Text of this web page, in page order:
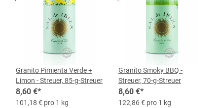
Granito Pimienta Verde +
Limon - Streuer, 85-g-Streuer
8,60 €*
101,18 € pro 1 kg
Granito Smoky BBQ -
Streuer, 70-g-Streuer
8,60 €*
122,86 € pro 1 kg